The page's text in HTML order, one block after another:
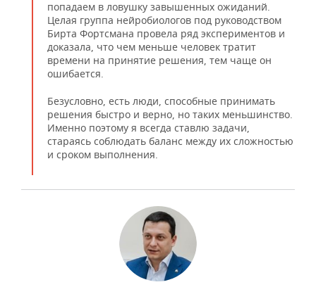
попадаем в ловушку завышенных ожиданий.
Целая группа нейробиологов под руководством
Бирта Фортсмана провела ряд экспериментов и
доказала, что чем меньше человек тратит
времени на принятие решения, тем чаще он
ошибается.
Безусловно, есть люди, способные принимать
решения быстро и верно, но таких меньшинство.
Именно поэтому я всегда ставлю задачи,
стараясь соблюдать баланс между их сложностью
и сроком выполнения.